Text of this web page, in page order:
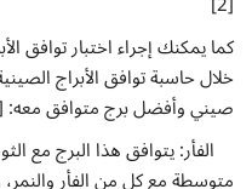
كما يمكنك إجراء اختبار توافق
خلال حاسبة توافق الأبراج
صيني وأفضل برج متوافق معه:
الفأر: يتوافق هذا البرج مع
متوسطة مع كل من الفأر